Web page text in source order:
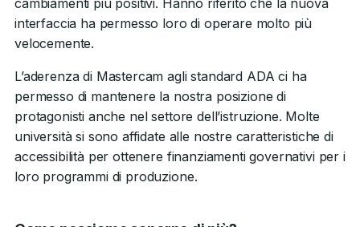
cambiamenti più positivi. Hanno riferito che la nuova
interfaccia ha permesso loro di operare molto più
velocemente.
L’aderenza di Mastercam agli standard ADA ci ha
permesso di mantenere la nostra posizione di
protagonisti anche nel settore dell’istruzione. Molte
università si sono affidate alle nostre caratteristiche di
accessibilità per ottenere finanziamenti governativi per i
loro programmi di produzione.